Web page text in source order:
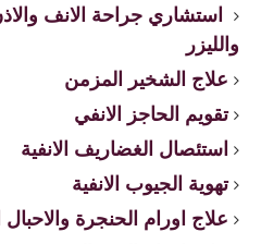
استشاري جراحة الانف
والليزر
علاج الشخير المزمن
تقويم الحاجز الانفي
استئصال الغضاريف الانفية
تهوية الجيوب الانفية
علاج اورام الحنجرة والاحبال